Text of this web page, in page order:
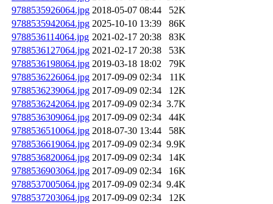
9788535926064.jpg 2018-05-07 08:44
52K
9788535942064.jpg 2025-10-10 13:39
86K
9788536114064.jpg 2021-02-17 20:38
83K
9788536127064.jpg 2021-02-17 20:38
53K
9788536198064.jpg 2019-03-18 18:02
79K
9788536226064.jpg 2017-09-09 02:34
11K
9788536239064.jpg 2017-09-09 02:34
12K
9788536242064.jpg 2017-09-09 02:34 3.7K
9788536309064.jpg 2017-09-09 02:34
44K
9788536510064.jpg 2018-07-30 13:44
58K
9788536619064.jpg 2017-09-09 02:34 9.9K
9788536820064.jpg 2017-09-09 02:34
14K
9788536903064.jpg 2017-09-09 02:34
16K
9788537005064.jpg 2017-09-09 02:34 9.4K
9788537203064.jpg 2017-09-09 02:34
12K